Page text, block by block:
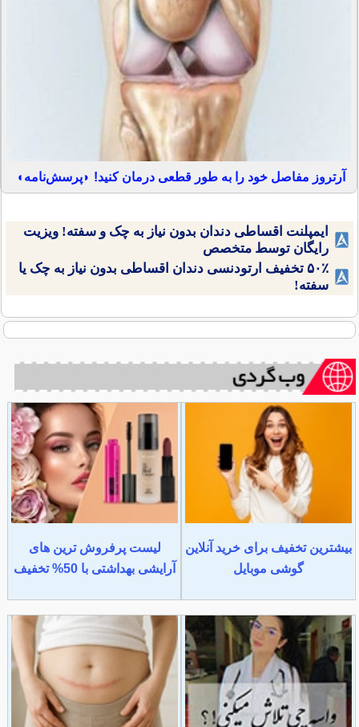
آرتروز مفاصل خود را به طور قطعی درمان کنید! ◗پرسش‌نامه◖
ایمپلنت اقساطی دندان بدون نیاز به چک و سفته! ویزیت
رایگان توسط متخصص
۵۰٪ تخفیف ارتودنسی دندان اقساطی بدون نیاز به چک یا
سفته!
بیشترین تخفیف برای خرید آنلاین
گوشی موبایل
لیست پرفروش ترین های
آرایشی بهداشتی با 50% تخفیف